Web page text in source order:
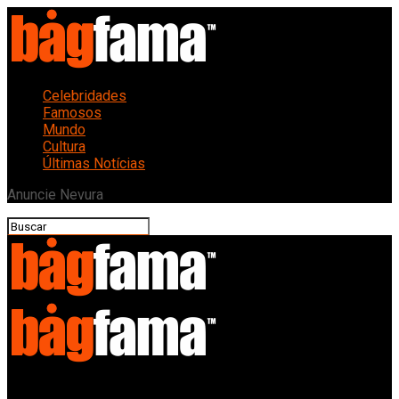
Celebridades
Famosos
Mundo
Cultura
Últimas Notícias
Anuncie Nevura